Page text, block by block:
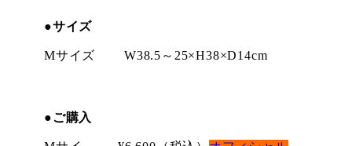
●サイズ
Mサイズ W38.5～25×H38×D14cm
●ご購入